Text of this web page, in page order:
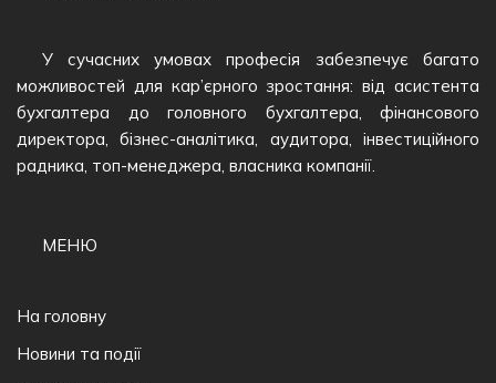
У сучасних умовах професія забезпечує багато
можливостей для кар’єрного зростання: від асистента
бухгалтера до головного бухгалтера, фінансового
директора, бізнес-аналітика, аудитора, інвестиційного
радника, топ-менеджера, власника компанії.
МЕНЮ
На головну
Новини та події